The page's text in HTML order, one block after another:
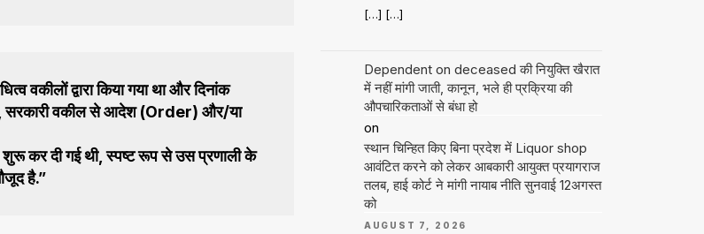
वकीलों द्वारा किया गया था और दिनांक
था, सरकारी वकील से आदेश (Order) और/या
शुरू कर दी गई थी, स्पष्ट रूप से उस प्रणाली के
है.”
[…] […]
Dependent on deceased की नियुक्ति खैरात
में नहीं मांगी जाती, कानून, भले ही प्रक्रिया की
औपचारिकताओं से बंधा हो
on
स्थान चिन्हित किए बिना प्रदेश में Liquor shop
आवंटित करने को लेकर आबकारी आयुक्त प्रयागराज
तलब, हाई कोर्ट ने मांगी नायाब नीति सुनवाई 12अगस्त
को
AUGUST 7, 2026